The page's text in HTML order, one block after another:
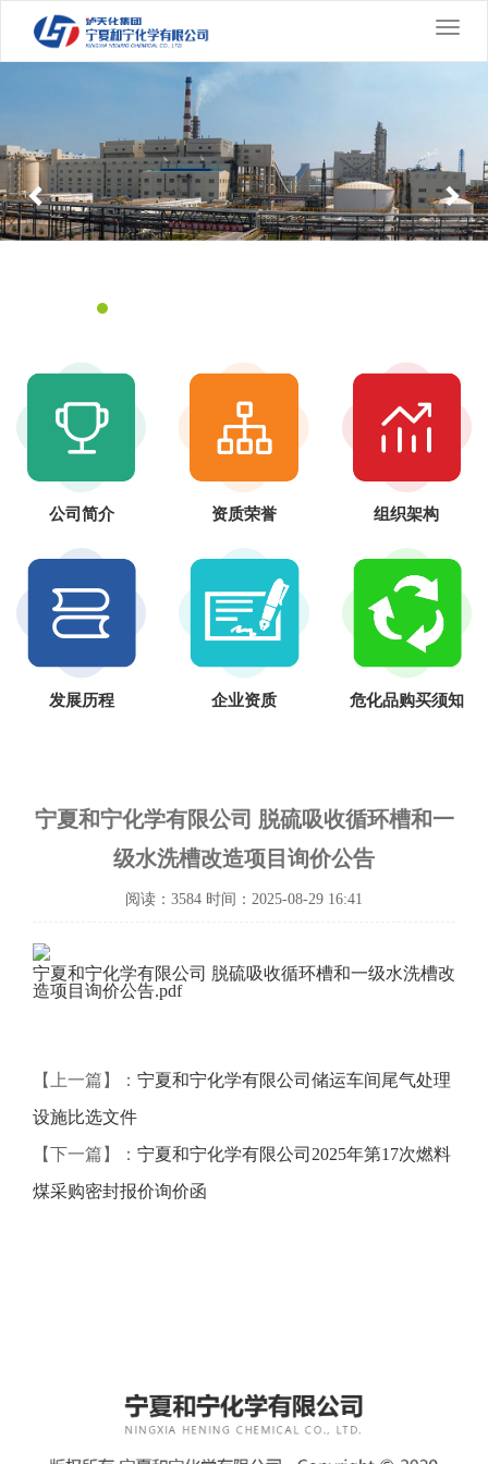
切
公司简介 资质荣誉 组织架构
发展历程 企业资质 危化品购买须知
宁夏和宁化学有限公司 脱硫吸收循环槽和一
级水洗槽改造项目询价公告
阅读：3584 时间：2025-08-29 16:41
宁夏和宁化学有限公司 脱硫吸收循环槽和一级水洗槽改
造项目询价公告.pdf
【上一篇】： 宁夏和宁化学有限公司储运车间尾气处理
设施比选文件
【下一篇】： 宁夏和宁化学有限公司2025年第17次燃料
煤采购密封报价询价函